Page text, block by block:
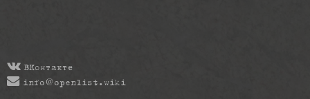
ВКонтакте
info@openlist.wiki